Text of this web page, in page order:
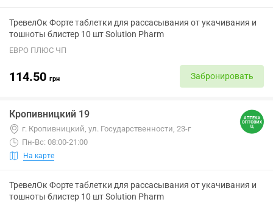
ТревелОк Форте таблетки для рассасывания от укачивания и
тошноты блистер 10 шт Solution Pharm
ЕВРО ПЛЮС ЧП
114.50 грн Забронировать
Кропивницкий 19
г. Кропивницкий, ул. Государственности, 23-г
Пн-Вс: 08:00-21:00
На карте
ТревелОк Форте таблетки для рассасывания от укачивания и
тошноты блистер 10 шт Solution Pharm